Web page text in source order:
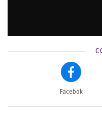
Facebok